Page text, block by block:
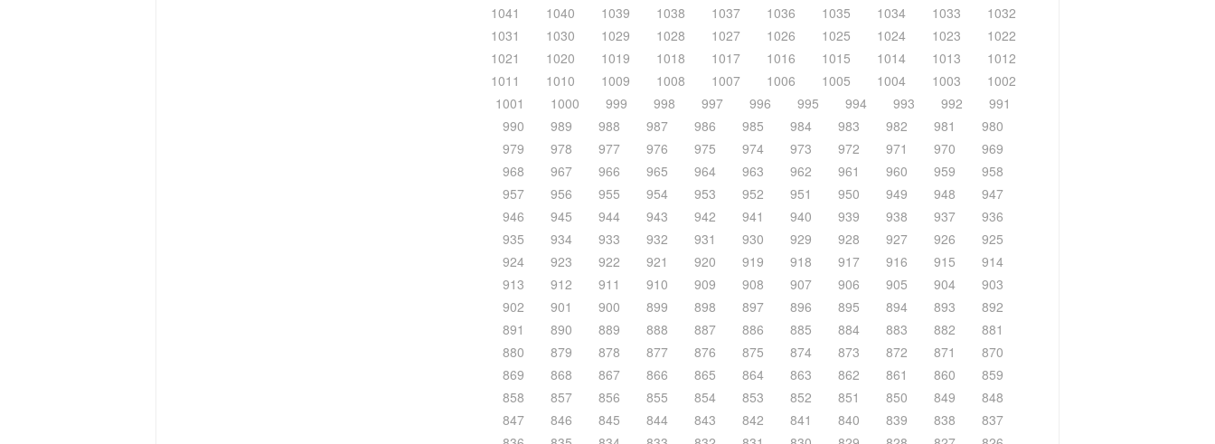
1041
1040 1039 1038 1037 1036 1035 1034 1033
1032
1031
1030 1029 1028 1027 1026 1025 1024 1023
1022
1021
1020 1019 1018 1017 1016 1015 1014 1013
1012
1011
1010 1009 1008 1007 1006 1005 1004 1003
1002
1001
1000 999 998 997 996 995 994 993 992
991
990
989 988 987 986 985 984 983 982 981
980
979
978 977 976 975 974 973 972 971 970
969
968
967 966 965 964 963 962 961 960 959
958
957
956 955 954 953 952 951 950 949 948
947
946
945 944 943 942 941 940 939 938 937
936
935
934 933 932 931 930 929 928 927 926
925
924
923 922 921 920 919 918 917 916 915
914
913
912 911 910 909 908 907 906 905 904
903
902
901 900 899 898 897 896 895 894 893
892
891
890 889 888 887 886 885 884 883 882
881
880
879 878 877 876 875 874 873 872 871
870
869
868 867 866 865 864 863 862 861 860
859
858
857 856 855 854 853 852 851 850 849
848
847
846 845 844 843 842 841 840 839 838
837